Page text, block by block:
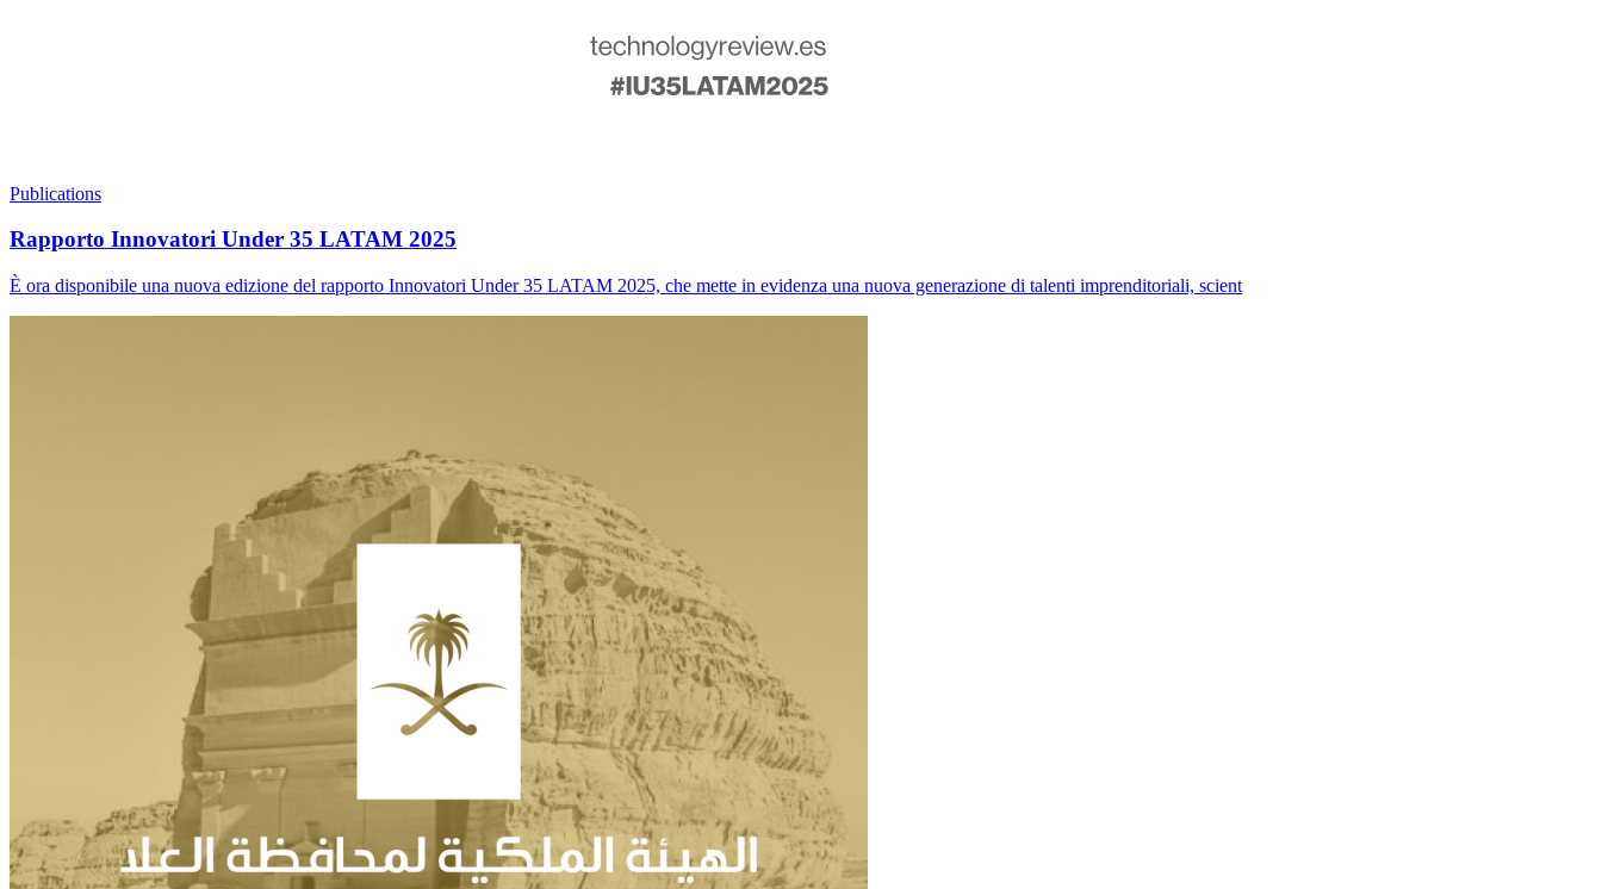
Publications
Rapporto Innovatori Under 35 LATAM 2025
È ora disponibile una nuova edizione del rapporto Innovatori Under 35 LATAM 2025, che mette in evidenza una nuova generazione di talenti imprenditoriali, scient